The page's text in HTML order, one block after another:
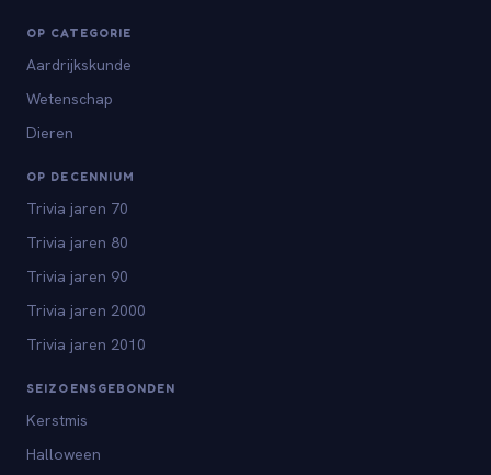
OP CATEGORIE
Aardrijkskunde
Wetenschap
Dieren
OP DECENNIUM
Trivia jaren 70
Trivia jaren 80
Trivia jaren 90
Trivia jaren 2000
Trivia jaren 2010
SEIZOENSGEBONDEN
Kerstmis
Halloween